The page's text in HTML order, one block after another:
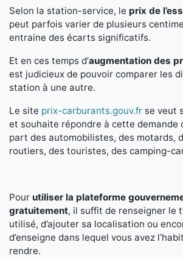
Selon la station-service, le prix de
peut parfois varier de plusieurs
entraine des écarts significatifs.
Et en ces temps d’augmentation des
est judicieux de pouvoir comparer les
station à une autre.
Le site prix-carburants.gouv.fr se veut
et souhaite répondre à cette demande
part des automobilistes, des motards,
routiers, des touristes, des camping-
Pour utiliser la plateforme
gratuitement, il suffit de renseigner le
utilisé, d’ajouter sa localisation ou
d’enseigne dans lequel vous avez
rendre.